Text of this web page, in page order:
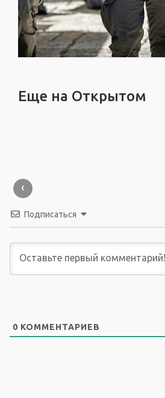
Еще на Открытом
‹
Подписаться
0 КОММЕНТАРИЕВ